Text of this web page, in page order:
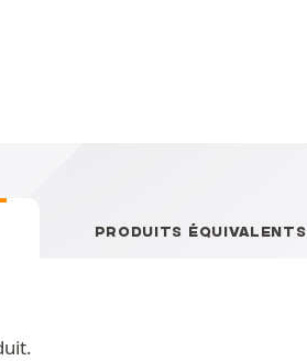
PRODUITS ÉQUIVALENTS